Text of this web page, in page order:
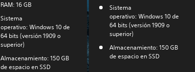
RAM: 16 GB
Sistema
operativo: Windows 10 de
64 bits (versión 1909 o
superior)
Almacenamiento: 150 GB
de espacio en SSD
Sistema
operativo: Windows 10 de
64 bits (versión 1909 o
superior)
Almacenamiento: 150 GB
de espacio en SSD